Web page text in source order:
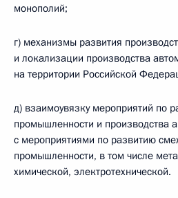
монополий;
г) механизмы развития
и локализации производства
на территории Российской
д) взаимоувязку мероприятий по
промышленности и производства
с мероприятиями по развитию
промышленности, в том числе
химической, электротехнической.